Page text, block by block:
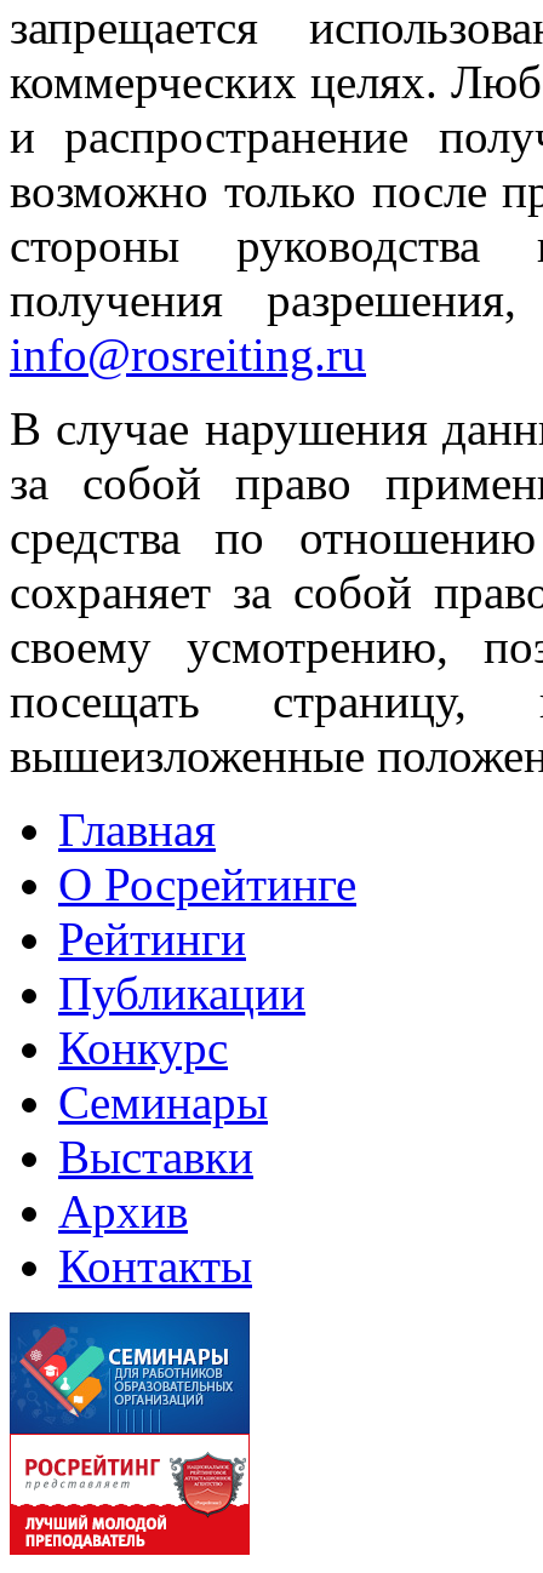
запрещается
коммерческих целях.
и распространение
возможно только после
стороны руководства
получения
info@rosreiting.ru
В случае нарушения
за собой право
средства по
сохраняет за собой
своему усмотрению,
посещать страницу,
вышеизложенные
Главная
О Росрейтинге
Рейтинги
Публикации
Конкурс
Семинары
Выставки
Архив
Контакты